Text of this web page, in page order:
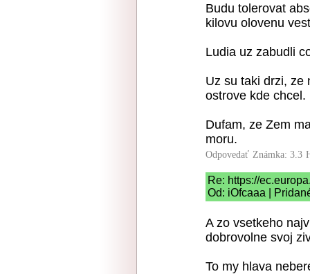
Budu tolerovat
kilovu olovenu
Ludia uz zabudli
Uz su taki drzi, ze
ostrove kde chcel.
Dufam, ze Zem
moru.
Odpovedať Známka: 3.3
Re: https://
Od: iOfcaaa |
A zo vsetkeho
dobrovolne svoj
To my hlava